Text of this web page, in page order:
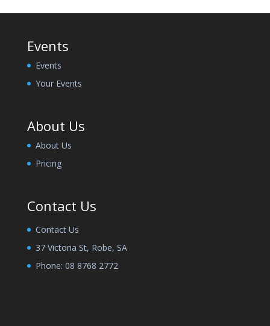
Events
Events
Your Events
About Us
About Us
Pricing
Contact Us
Contact Us
37 Victoria St, Robe, SA
Phone: 08 8768 2772